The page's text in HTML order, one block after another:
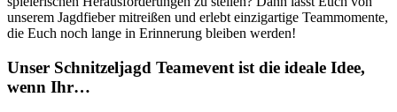
unserem Jagdfieber mitreißen und erlebt einzigartige Teammomente,
die Euch noch lange in Erinnerung bleiben werden!
Unser Schnitzeljagd Teamevent ist die ideale Idee,
wenn Ihr…